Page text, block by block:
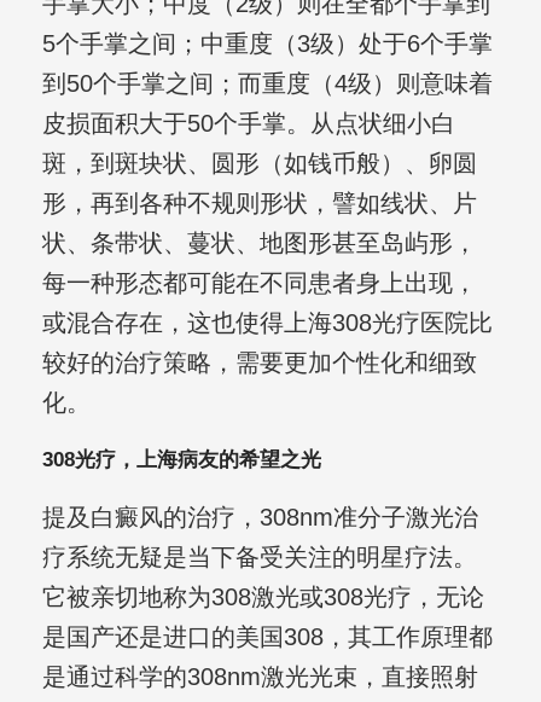
5个手掌之间；中重度（3级）处于6个手掌
到50个手掌之间；而重度（4级）则意味着
皮损面积大于50个手掌。从点状细小白
斑，到斑块状、圆形（如钱币般）、卵圆
形，再到各种不规则形状，譬如线状、片
状、条带状、蔓状、地图形甚至岛屿形，
每一种形态都可能在不同患者身上出现，
或混合存在，这也使得上海308光疗医院比
较好的治疗策略，需要更加个性化和细致
化。
308光疗，上海病友的希望之光
提及白癜风的治疗，308nm准分子激光治
疗系统无疑是当下备受关注的明星疗法。
它被亲切地称为308激光或308光疗，无论
是国产还是进口的美国308，其工作原理都
是通过科学的308nm激光光束，直接照射